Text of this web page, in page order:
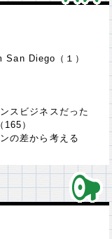
Diego（１）
スビジネスだった
）
の差から考える